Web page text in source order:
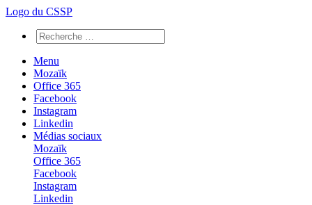
Logo du CSSP
Menu
Mozaïk
Office 365
Facebook
Instagram
Linkedin
Médias sociaux
Mozaïk
Office 365
Facebook
Instagram
Linkedin